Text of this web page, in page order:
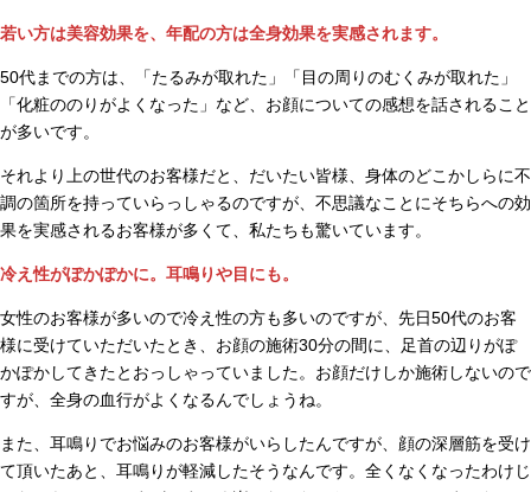
若い方は美容効果を、年配の方は全身効果を実感されます。
50代までの方は、「たるみが取れた」「目の周りのむくみが取れた」
「化粧ののりがよくなった」など、お顔についての感想を話されること
が多いです。
それより上の世代のお客様だと、だいたい皆様、身体のどこかしらに不
調の箇所を持っていらっしゃるのですが、不思議なことにそちらへの効
果を実感されるお客様が多くて、私たちも驚いています。
冷え性がぽかぽかに。耳鳴りや目にも。
女性のお客様が多いので冷え性の方も多いのですが、先日50代のお客
様に受けていただいたとき、お顔の施術30分の間に、足首の辺りがぽ
かぽかしてきたとおっしゃっていました。お顔だけしか施術しないので
すが、全身の血行がよくなるんでしょうね。
また、耳鳴りでお悩みのお客様がいらしたんですが、顔の深層筋を受け
て頂いたあと、耳鳴りが軽減したそうなんです。全くなくなったわけじ